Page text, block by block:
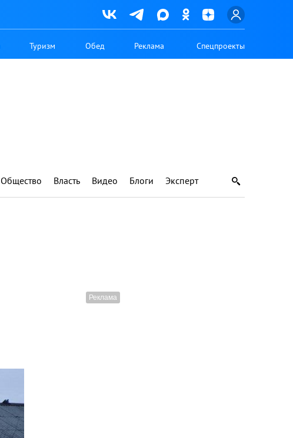
Туризм Обед Реклама Спецпроекты
Общество Власть Видео Блоги Эксперт